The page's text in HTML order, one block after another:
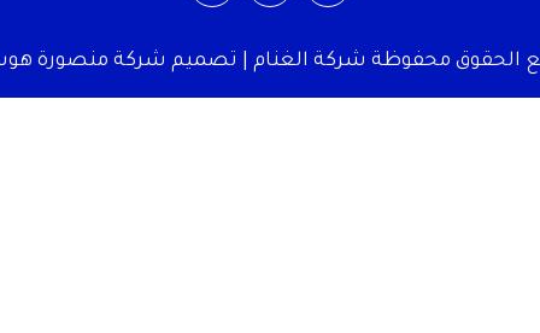
الحقوق محفوظة شركة الغنام | تصميم شركة منصورة